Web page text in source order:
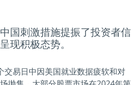
国刺激措施提振了投资者信
现积极态势。
交易日中因美国就业数据疲软和对